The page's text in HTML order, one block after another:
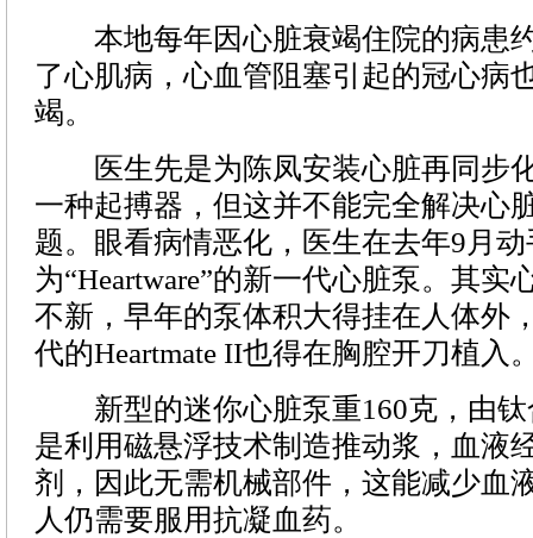
本地每年因心脏衰竭住院的病患
了心肌病，心血管阻塞引起的冠心病
竭。
医生先是为陈凤安装心脏再同步
一种起搏器，但这并不能完全解决心
题。眼看病情恶化，医生在去年9月
为“Heartware”的新一代心脏泵。其实
不新，早年的泵体积大得挂在人体外
代的Heartmate II也得在胸腔开刀植入
新型的迷你心脏泵重160克，由钛
是利用磁悬浮技术制造推动浆，血液
剂，因此无需机械部件，这能减少血
人仍需要服用抗凝血药。